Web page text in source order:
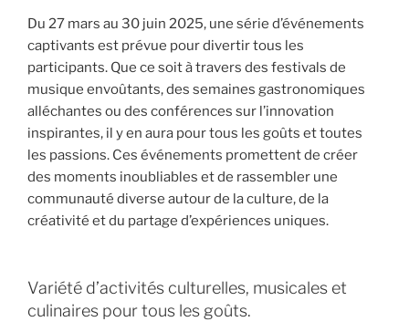
Du 27 mars au 30 juin 2025, une série d’événements
captivants est prévue pour divertir tous les
participants. Que ce soit à travers des festivals de
musique envoûtants, des semaines gastronomiques
alléchantes ou des conférences sur l’innovation
inspirantes, il y en aura pour tous les goûts et toutes
les passions. Ces événements promettent de créer
des moments inoubliables et de rassembler une
communauté diverse autour de la culture, de la
créativité et du partage d’expériences uniques.
Variété d’activités culturelles, musicales et
culinaires pour tous les goûts.